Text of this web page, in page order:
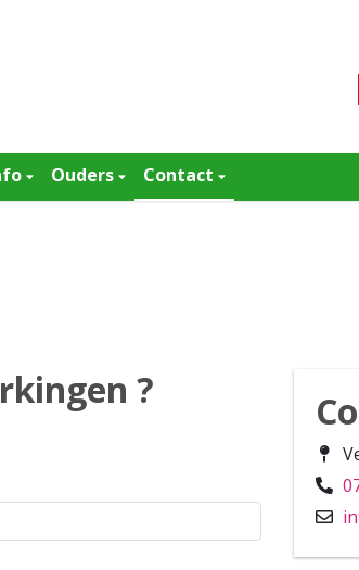
Ouders Contact
?